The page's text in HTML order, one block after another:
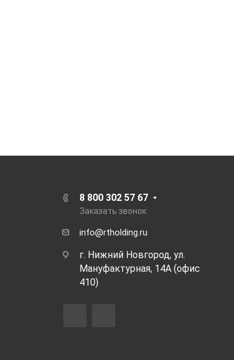
8 800 302 57 67
Заказать звонок
info@rtholding.ru
г. Нижний Новгород, ул.
Мануфактурная, 14А (офис
410)